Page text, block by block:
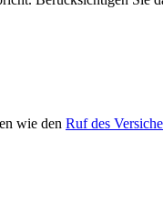
wie den Ruf des